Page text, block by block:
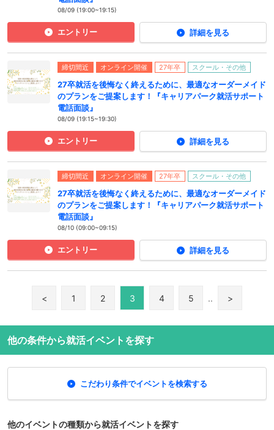
08/09 (19:00~19:15)
エントリー 詳細を見る
締切間近 オンライン開催 27年卒 スクール・その他
27卒就活を後悔なく終えるために、最適なオーダーメイド
のプランをご提案します！『キャリアパーク就活サポート
電話面談』
08/09 (19:15~19:30)
エントリー 詳細を見る
締切間近 オンライン開催 27年卒 スクール・その他
27卒就活を後悔なく終えるために、最適なオーダーメイド
のプランをご提案します！『キャリアパーク就活サポート
電話面談』
08/10 (09:00~09:15)
エントリー 詳細を見る
< 1 2 3 4 5 .. >
他の条件から就活イベントを探す
こだわり条件でイベントを検索する
他のイベントの種類から就活イベントを探す